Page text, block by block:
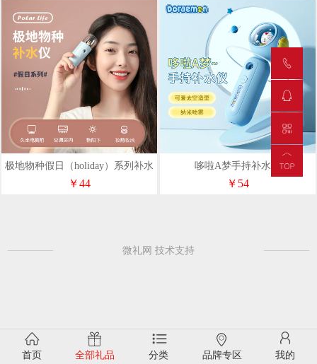
极地物种假日（holiday）系列补水
仪
￥44
哆啦A梦手持补水仪
￥54
微礼网 技术支持
首页 全部礼品 分类 品牌专区 我的